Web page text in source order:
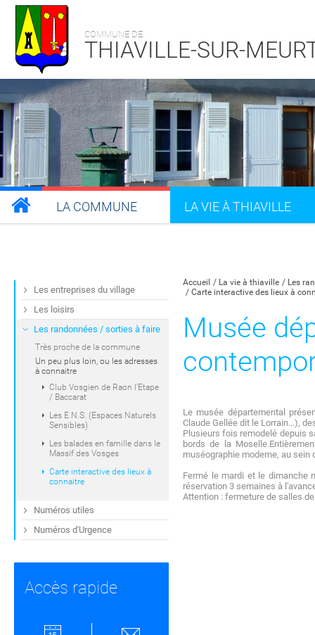
COMMUNE DE
THIAVILLE-SUR-
LA COMMUNE LA VIE À THIAVILLE
Accueil La vie à thiaville
Les
Carte interactive des lieux à
Musée
Le musée départemental
Claude Gellée dit le Lorrain...),
Plusieurs fois remodelé depuis
bords de la
muséographie moderne, au
Fermé le mardi et le dimanche
réservation 3 semaines à
Attention : fermeture de salles
Les entreprises du village
Les loisirs
Les randonnées / sorties à faire
Très proche de la commune
Un peu plus loin, ou les adresses
à connaitre
Club Vosgien de Raon l'Etape
/ Baccarat
Les E.N.S. (Espaces Naturels
Sensibles)
Les balades en famille dans le
Massif des Vosges
Carte interactive des lieux à
connaitre
Numéros utiles
Numéros d'Urgence
Accès rapide